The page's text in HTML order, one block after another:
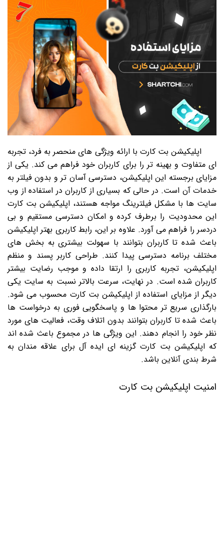
اپلیکیشن بت کارت با ارائه ویژگی های منحصر به فرد، تجربه
ای متفاوت و بهینه تر را برای کاربران خود فراهم می کند. یکی از
مزایای برجسته این اپلیکیشن، دسترسی آسان تر و بدون فیلتر به
خدمات آن است. در حالی که بسیاری از کاربران در استفاده از وب
سایت ها با مشکل فیلترینگ مواجه هستند، اپلیکیشن بت کارت
این محدودیت را برطرف کرده و امکان دسترسی مستقیم و بی
دردسر را فراهم می آورد. علاوه بر این، رابط کاربری بهتر اپلیکیشن
باعث شده تا کاربران بتوانند با سهولت بیشتری به بخش های
مختلف برنامه دسترسی پیدا کنند. طراحی کاربر پسند و منظم
اپلیکیشن، تجربه کاربری را ارتقا داده و موجب رضایت بیشتر
کاربران شده است. در نهایت، سرعت بالاتر نسبت به سایت یکی
دیگر از مزایای استفاده از اپلیکیشن بت کارت محسوب می شود.
بارگذاری سریع تر محتوا ها و پاسخگویی فوری به درخواست ها
باعث شده تا کاربران بتوانند بدون اتلاف وقت، فعالیت های مورد
نظر خود را انجام دهند. این ویژگی ها در مجموع باعث شده اند
که اپلیکیشن بت کارت گزینه ای ایده آل برای علاقه مندان به
شرط بندی آنلاین باشد.
امنیت اپلیکیشن بت کارت